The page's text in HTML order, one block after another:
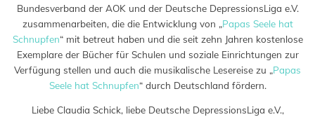
Bundesverband der AOK und der Deutsche DepressionsLiga e.V.
zusammenarbeiten, die die Entwicklung von „Papas Seele hat
Schnupfen“ mit betreut haben und die seit zehn Jahren kostenlose
Exemplare der Bücher für Schulen und soziale Einrichtungen zur
Verfügung stellen und auch die musikalische Lesereise zu „Papas
Seele hat Schnupfen“ durch Deutschland fördern.
Liebe Claudia Schick, liebe Deutsche DepressionsLiga e.V.,